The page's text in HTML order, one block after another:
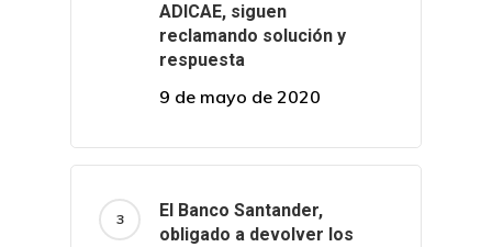
ADICAE, siguen
reclamando solución y
respuesta
9 de mayo de 2020
El Banco Santander,
obligado a devolver los